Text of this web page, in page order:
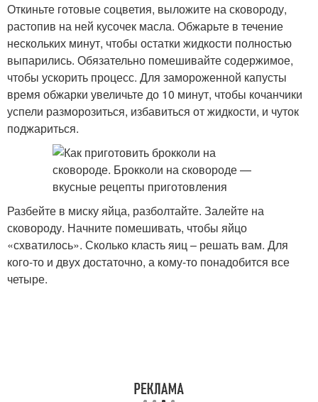
Откиньте готовые соцветия, выложите на сковороду,
растопив на ней кусочек масла. Обжарьте в течение
нескольких минут, чтобы остатки жидкости полностью
выпарились. Обязательно помешивайте содержимое,
чтобы ускорить процесс. Для замороженной капусты
время обжарки увеличьте до 10 минут, чтобы кочанчики
успели разморозиться, избавиться от жидкости, и чуток
поджариться.
Разбейте в миску яйца, разболтайте. Залейте на
сковороду. Начните помешивать, чтобы яйцо
«схватилось». Сколько класть яиц – решать вам. Для
кого-то и двух достаточно, а кому-то понадобится все
четыре.